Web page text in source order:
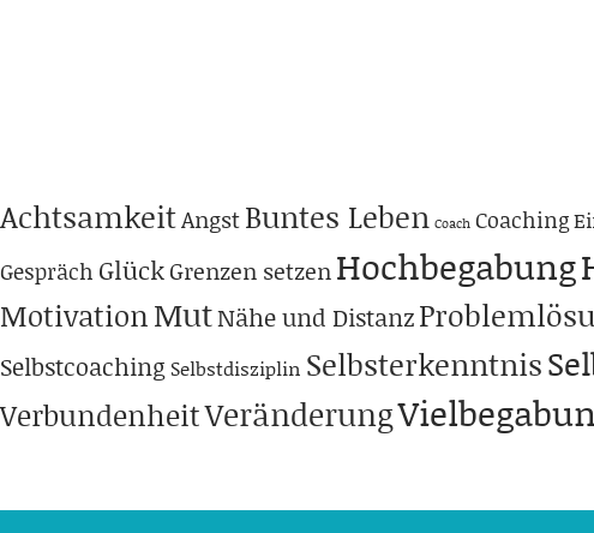
AchtsamkeitAngstBuntes Leben Coach Coaching
Gespräch GlückGrenzen setzenHochbegabung
MotivationMutNähe und Distanz
Selbstcoaching Selbstdisziplin Selbsterkenntnis
VerbundenheitVeränderung